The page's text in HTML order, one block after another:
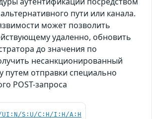
пути или канала.
может позволить
удаленно, обновить
до значения по
несанкционированный
путем отправки специально
POST-запроса
UI:N/S:U/C:H/I:H/A:H